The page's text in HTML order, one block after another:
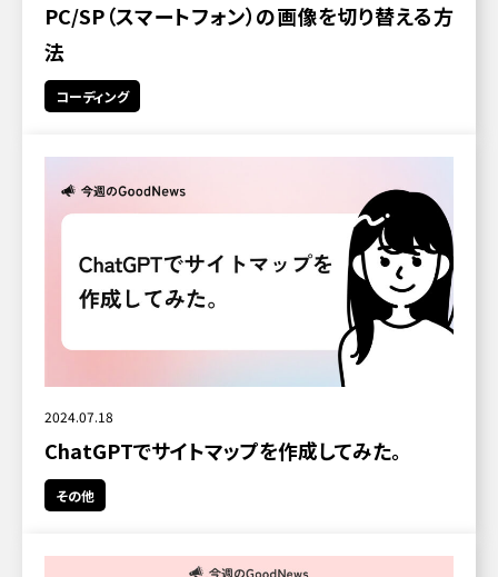
PC/SP（スマートフォン）の画像を切り替える方
法
コーディング
2024.07.18
ChatGPTでサイトマップを作成してみた。
その他